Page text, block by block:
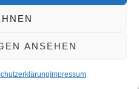
ANSEHEN
Impressum
VOLTHEMES